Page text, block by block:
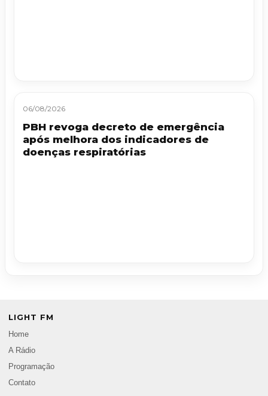
06/08/2026
PBH revoga decreto de emergência
após melhora dos indicadores de
doenças respiratórias
LIGHT FM
Home
A Rádio
Programação
Contato